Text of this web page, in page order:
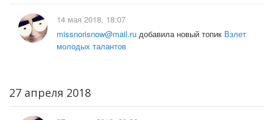
14 мая 2018, 18:07
missnorisnow@mail.ru добавила новый топик Взлет
молодых талантов
27 апреля 2018